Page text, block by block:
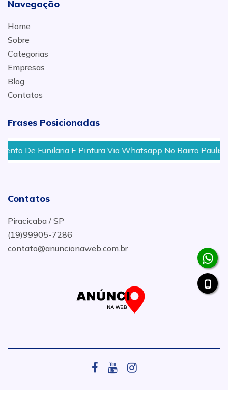
Navegação
Home
Sobre
Categorias
Empresas
Blog
Contatos
Frases Posicionadas
Funilaria E Pintura Via Whatsapp No Bairro Paulista,
Contatos
Piracicaba / SP
(19)99905-7286
contato@anuncionaweb.com.br